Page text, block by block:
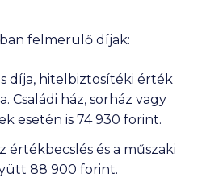
felmerülő díjak:
díja, hitelbiztosítéki érték
Családi ház, sorház vagy
esetén is 74 930 forint.
értékbecslés és a műszaki
88 900 forint.